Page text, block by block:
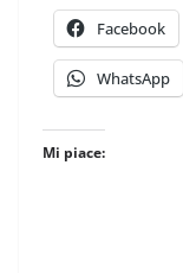
Facebook
WhatsApp
Mi piace: